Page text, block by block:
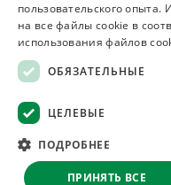
© 2008–2026 Магазин
Все материалы на
Оферта
пользовательского
на все файлы cookie в
использования файлов
ОБЯЗАТЕЛЬНЫЕ
ЦЕЛЕВЫЕ
ПОДРОБНЕЕ
ПРИНЯТЬ ВСЕ